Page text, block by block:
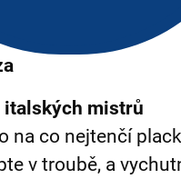
italských mistrů
na co nejtenčí
v troubě, a